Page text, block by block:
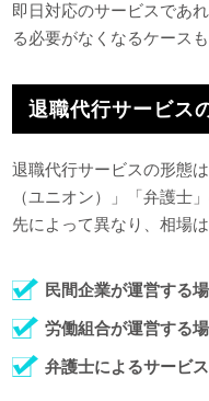
即日対応のサービスであ
る必要がなくなるケースも
退職代行サービス
退職代行サービスの形態
（ユニオン）」「弁護士
先によって異なり、相場
民間企業が運営する
労働組合が運営する
弁護士によるサービ